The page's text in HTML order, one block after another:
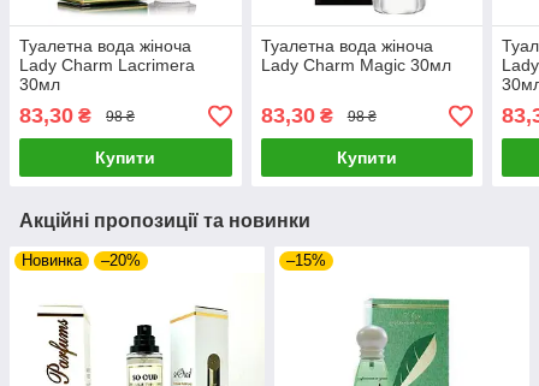
Туалетна вода жіноча
Lady Charm Lacrimera
30мл
83,30 ₴ 98 ₴
Купити
Туалетна вода жіноча
Lady Charm Magic 30мл
83,30₴ 98 ₴
Купити
Акційні пропозиції та новинки
Новинка –20% –15%